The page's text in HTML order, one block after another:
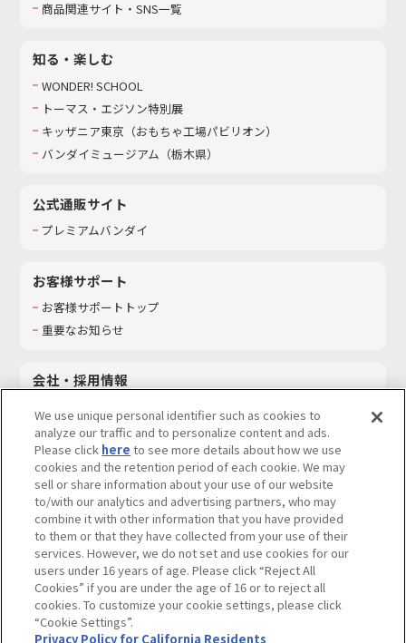
商品関連サイト・SNS一覧
知る・楽しむ
WONDER! SCHOOL
トーマス・エジソン特別展
キッザニア東京（おもちゃ工場パビリオン）​
バンダイミュージアム（栃木県）
公式通販サイト
プレミアムバンダイ
お客様サポート
お客様サポートトップ
重要なお知らせ
会社・採用情報
採用情報
サステナビリティ
お問い合わせ
ウェブサイトご利用条件 ソーシャルメディアポリシー
個人情報及び特定個人情報等の取り扱いに関する保護方針
Do Not Sell or Share My Personal Information著作権・商標について
カスタマーハラスメントに対する基本的な対応方針
We use unique personal identifier such as cookies to
analyze our traffic and to personalize content and ads.
Please click here to see more details about how we use
cookies and the retention period of each cookie. We may
sell or share information about your use of our website
to/with our analytics and advertising partners, who may
combine it with other information that you have provided
to them or that they have collected from your use of their
services. However, we do not set and use cookies for our
users under 16 years of age. Please click “Reject All
Cookies” if you are under the age of 16 or to reject all
cookies. To customize your cookie settings, please click
“Cookie Settings”.
Privacy Policy for California Residents